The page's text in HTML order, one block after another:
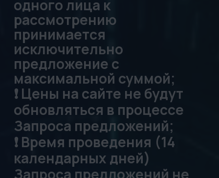
По завершении
процедуры сбора ценовых
предложений
собственник вправе
рассматривать заявки в
течение 14 календарных
дней;
При выборе контрагента
собственник оценивает
размер предложенной
цены, а также деловую
репутацию,
платёжеспособность
участника и историю
взаимодействий с ним;